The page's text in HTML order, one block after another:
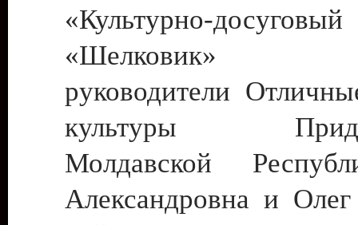
«Культурно-
«Шелковик»
руководители
культуры
Молдавской
Александровна и